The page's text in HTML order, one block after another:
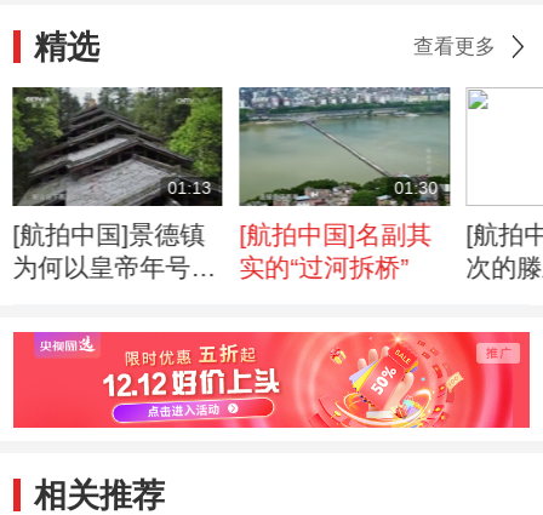
精选 查看更多
01:13
[航拍中国]景德镇
为何以皇帝年号命
01:30
[航拍中国]名副其
实的“过河拆桥”
[航拍
次的
相关推荐